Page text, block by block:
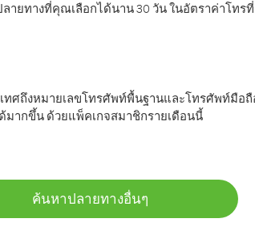
ายทางที่คุณเลือกได้นาน 30 วัน ในอัตราค่าโทร
ศถึงหมายเลขโทรศัพท์พื้นฐานและโทรศัพท์มือ
ากขึ้น ด้วยแพ็คเกจสมาชิกรายเดือนนี้
ค้นหาปลายทางอื่นๆ